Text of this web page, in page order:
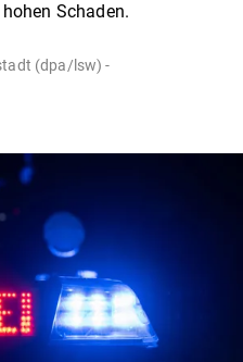
Schaden.
(dpa/lsw) -